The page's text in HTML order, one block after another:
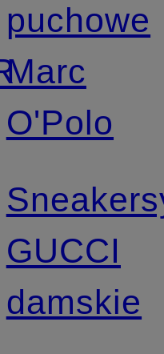
puchowe
Marc
O'Polo
GUCCI
damskie